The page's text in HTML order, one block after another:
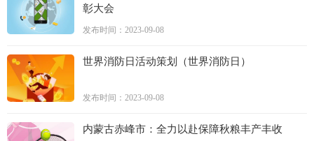
彰大会
发布时间：2023-09-08
世界消防日活动策划（世界消防日）
发布时间：2023-09-08
内蒙古赤峰市：全力以赴保障秋粮丰产丰收